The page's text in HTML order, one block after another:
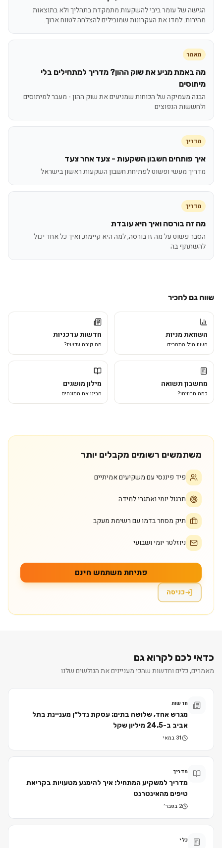
הגישה של עומר ביבי להשקעות מתמקדת בתהליך ולא בתוצאות
מהירות. למדו את העקרונות שמובילים להצלחה לטווח ארוך.
מאמר
מה באמת מניע את שוק ההון? מדריך למתחילים בלי
מיתוסים
הבנה מעמיקה של הכוחות שמניעים את שוק ההון - מעבר למיתוסים
ולחששות הנפוצים
מדריך
איך פותחים חשבון השקעות - צעד אחר צעד
מדריך מעשי ופשוט לפתיחת חשבון השקעות ראשון בישראל
מדריך
מה זה בורסה ואיך היא עובדת
הסבר פשוט על מה זו בורסה, למה היא קיימת, ואיך כל אחד יכול
להשתתף בה
שווה גם להכיר
השוואת מניות
השוו מול מתחרים
חדשות עדכניות
מה קורה עכשיו?
מחשבון תשואה
כמה תרוויחו?
מילון מושגים
הבינו את המונחים
משתמשים רשומים מקבלים יותר
פיד פיננסי עם משקיעים אמיתיים
תרגול יומי ואתגרי למידה
תיק מסחר בדמו עם רשימת מעקב
ניוזלטר יומי ושבועי
פתיחת משתמש חינם
כניסה
כדאי לכם לקרוא גם
מאמרים, כלים וחדשות שהכי מעניינים את הגולשים שלנו
חדשות
מגרש אחד, שלושה בתים: עסקת נדל״ן מעניינת בתל
אביב ב-24.5 מיליון שקל
31 במאי
מדריך
מדריך למשקיע המתחיל: איך להימנע מטעויות בקריאת
טיפים מהאינטרנט
2 בפבר׳
כלי